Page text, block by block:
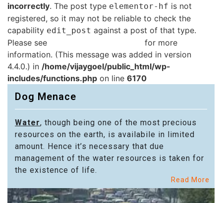
incorrectly. The post type elementor-hf is not
registered, so it may not be reliable to check the
capability edit_post against a post of that type.
Please see
for more
information. (This message was added in version
4.4.0.) in /home/vijaygoel/public_html/wp-
includes/functions.php on line 6170
Dog Menace
Water, though being one of the most precious
resources on the earth, is availabile in limited
amount. Hence it’s necessary that due
management of the water resources is taken for
the existence of life.
Read More